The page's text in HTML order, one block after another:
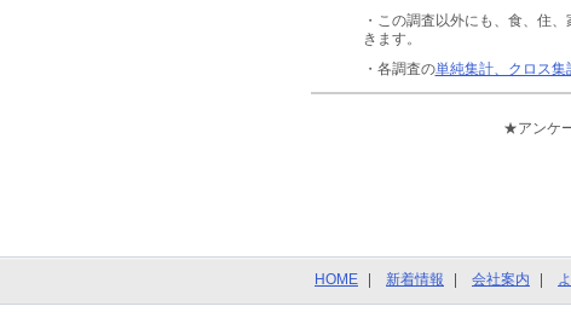
・この調査以外にも、食、住
きます。
・各調査の単純集計、クロス集
★アンケ
HOME 新着情報 会社案内